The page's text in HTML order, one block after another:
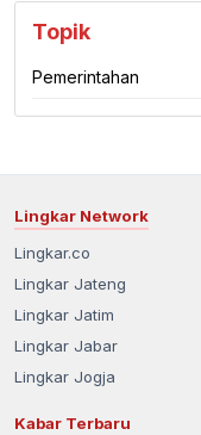
Topik
Pemerintahan
Lingkar Network
Lingkar.co
Lingkar Jateng
Lingkar Jatim
Lingkar Jabar
Lingkar Jogja
Kabar Terbaru